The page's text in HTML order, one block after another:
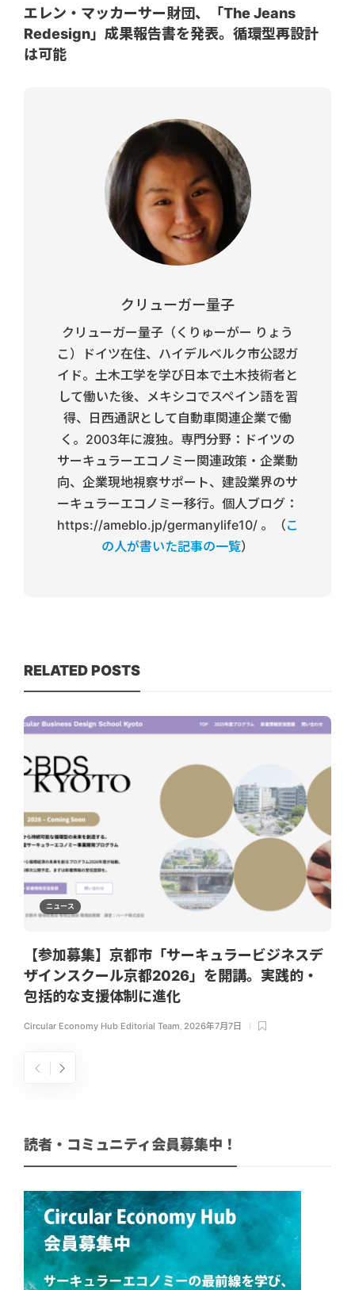
エレン・マッカーサー財団、「The Jeans
Redesign」成果報告書を発表。循環型再設計
は可能
クリューガー量子
クリューガー量子（くりゅーがー りょう
こ）ドイツ在住、ハイデルベルク市公認ガ
イド。土木工学を学び日本で土木技術者と
して働いた後、メキシコでスペイン語を習
得、日西通訳として自動車関連企業で働
く。2003年に渡独。専門分野：ドイツの
サーキュラーエコノミー関連政策・企業動
向、企業現地視察サポート、建設業界のサ
ーキュラーエコノミー移行。個人ブログ：
https://ameblo.jp/germanylife10/ 。（こ
の人が書いた記事の一覧）
RELATED POSTS
ニュース
【参加募集】京都市「サーキュラービジネスデ
ザインスクール京都2026」を開講。実践的・
包括的な支援体制に進化
Circular Economy Hub Editorial Team, 2026年7月7日
読者・コミュニティ会員募集中！